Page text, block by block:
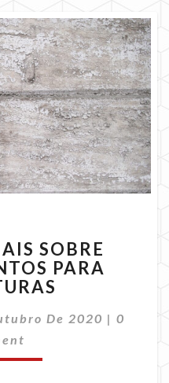
SOBRE
PARA
De 2020 | 0